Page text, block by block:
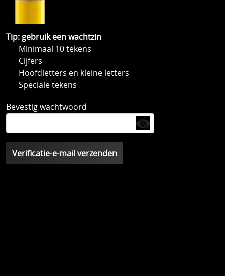
Tip: gebruik een wachtzin
Minimaal 10 tekens
Cijfers
Hoofdletters en kleine letters
Speciale tekens
Bevestig wachtwoord